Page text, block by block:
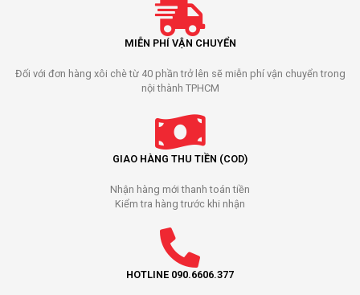
MIỄN PHÍ VẬN CHUYỂN
Đối với đơn hàng xôi chè từ 40 phần trở lên sẽ miễn phí vận chuyển trong
nội thành TPHCM
GIAO HÀNG THU TIỀN (COD)
Nhận hàng mới thanh toán tiền
Kiểm tra hàng trước khi nhận
HOTLINE 090.6606.377